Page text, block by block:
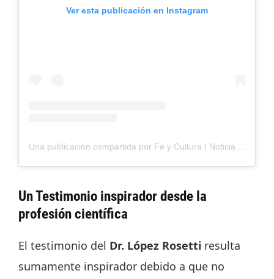
Ver esta publicación en Instagram
Un Testimonio inspirador desde la
profesión científica
El testimonio del Dr. López Rosetti resulta
sumamente inspirador debido a que no